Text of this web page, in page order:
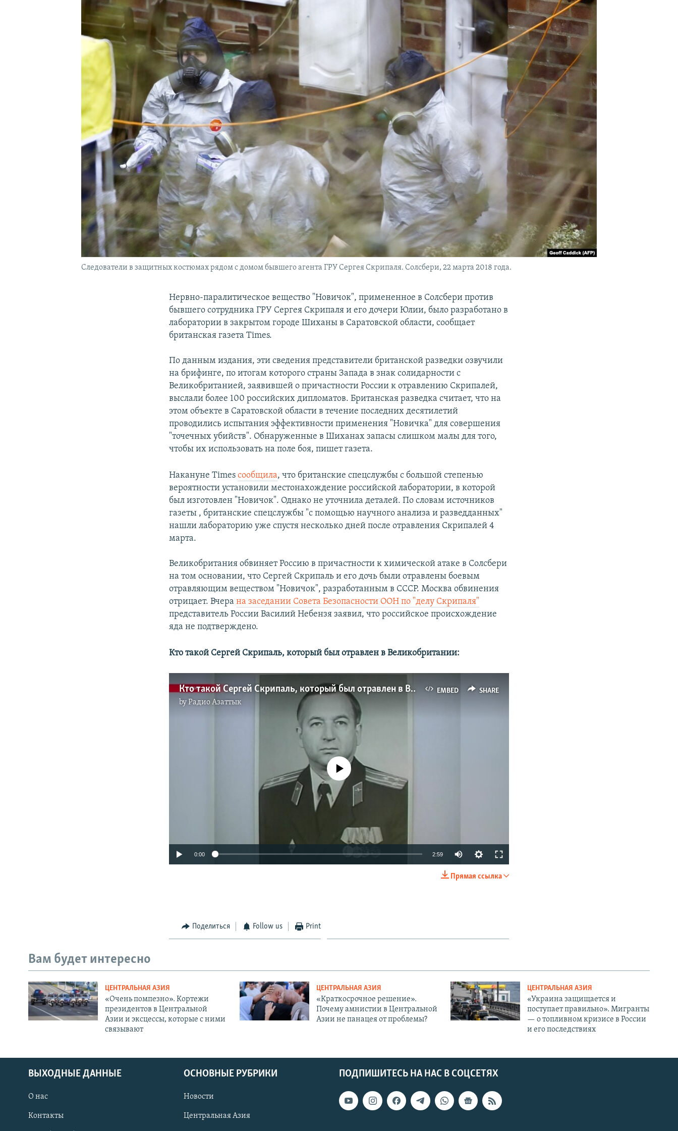
Следователи в защитных костюмах рядом с домом бывшего агента ГРУ Сергея Скрипаля. Солсбери, 22 марта 2018 года.
Нервно-паралитическое вещество "Новичок", примененное в Солсбери против
бывшего сотрудника ГРУ Сергея Скрипаля и его дочери Юлии, было разработано в
лаборатории в закрытом городе Шиханы в Саратовской области, сообщает
британская газета Times.
По данным издания, эти сведения представители британской разведки озвучили
на брифинге, по итогам которого страны Запада в знак солидарности с
Великобританией, заявившей о причастности России к отравлению Скрипалей,
выслали более 100 российских дипломатов. Британская разведка считает, что на
этом объекте в Саратовской области в течение последних десятилетий
проводились испытания эффективности применения "Новичка" для совершения
"точечных убийств". Обнаруженные в Шиханах запасы слишком малы для того,
чтобы их использовать на поле боя, пишет газета.
Накануне Timesсообщила, что британские спецслужбы с большой степенью
вероятности установили местонахождение российской лаборатории, в которой
был изготовлен "Новичок". Однако не уточнила деталей. По словам источников
газеты , британские спецслужбы "с помощью научного анализа и разведданных"
нашли лабораторию уже спустя несколько дней после отравления Скрипалей 4
марта.
Великобритания обвиняет Россию в причастности к химической атаке в Солсбери
на том основании, что Сергей Скрипаль и его дочь были отравлены боевым
отравляющим веществом "Новичок", разработанным в СССР. Москва обвинения
отрицает. Вчерана заседании Совета Безопасности ООН по "делу Скрипаля"
представитель России Василий Небензя заявил, что российское происхождение
яда не подтверждено.
Кто такой Сергей Скрипаль, который был отравлен в Великобритании:
EMBED SHARE
Кто такой Сергей Скрипаль, который был отравлен в Великобритании
byРадио Азаттык
No media source currently available
0:00 2:59
Прямая ссылка
Поделиться Follow us Print
Вам будет интересно
ЦЕНТРАЛЬНАЯ АЗИЯ
«Очень помпезно». Кортежи
президентов в Центральной
Азии и эксцессы, которые с ними
связывают
ЦЕНТРАЛЬНАЯ АЗИЯ
«Краткосрочное решение».
Почему амнистии в Центральной
Азии не панацея от проблемы?
ЦЕНТРАЛЬНАЯ АЗИЯ
«Украина защищается и
поступает правильно». Мигранты
— о топливном кризисе в России
и его последствиях
ПОДПИШИТЕСЬ НА НАС В СОЦСЕТЯХ
ВЫХОДНЫЕ ДАННЫЕ
О нас
Контакты
ОСНОВНЫЕ РУБРИКИ
Новости
Центральная Азия